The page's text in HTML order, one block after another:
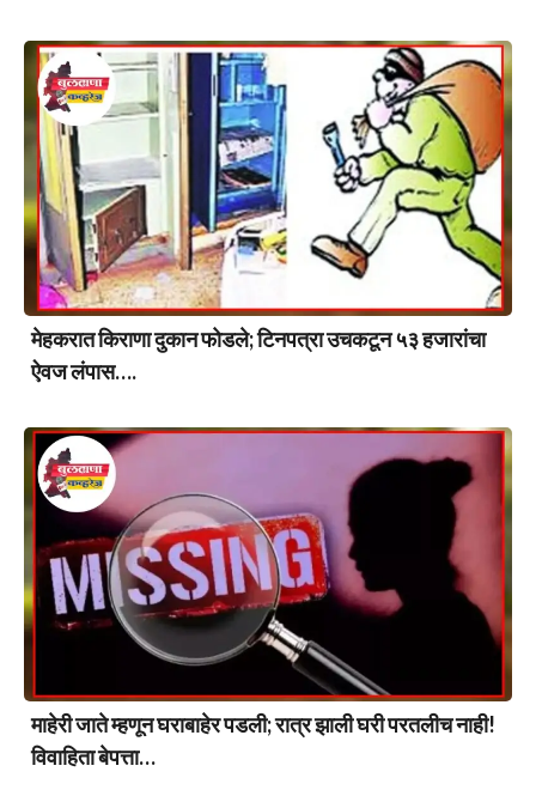
मेहकरात किराणा दुकान फोडले; टिनपत्रा उचकटून ५३ हजारांचा
ऐवज लंपास….
माहेरी जाते म्हणून घराबाहेर पडली; रात्र झाली घरी परतलीच नाही!
विवाहिता बेपत्ता…